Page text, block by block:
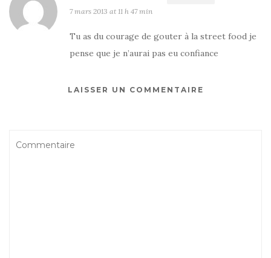
7 mars 2013 at 11 h 47 min
Tu as du courage de gouter à la street food je
pense que je n’aurai pas eu confiance
LAISSER UN COMMENTAIRE